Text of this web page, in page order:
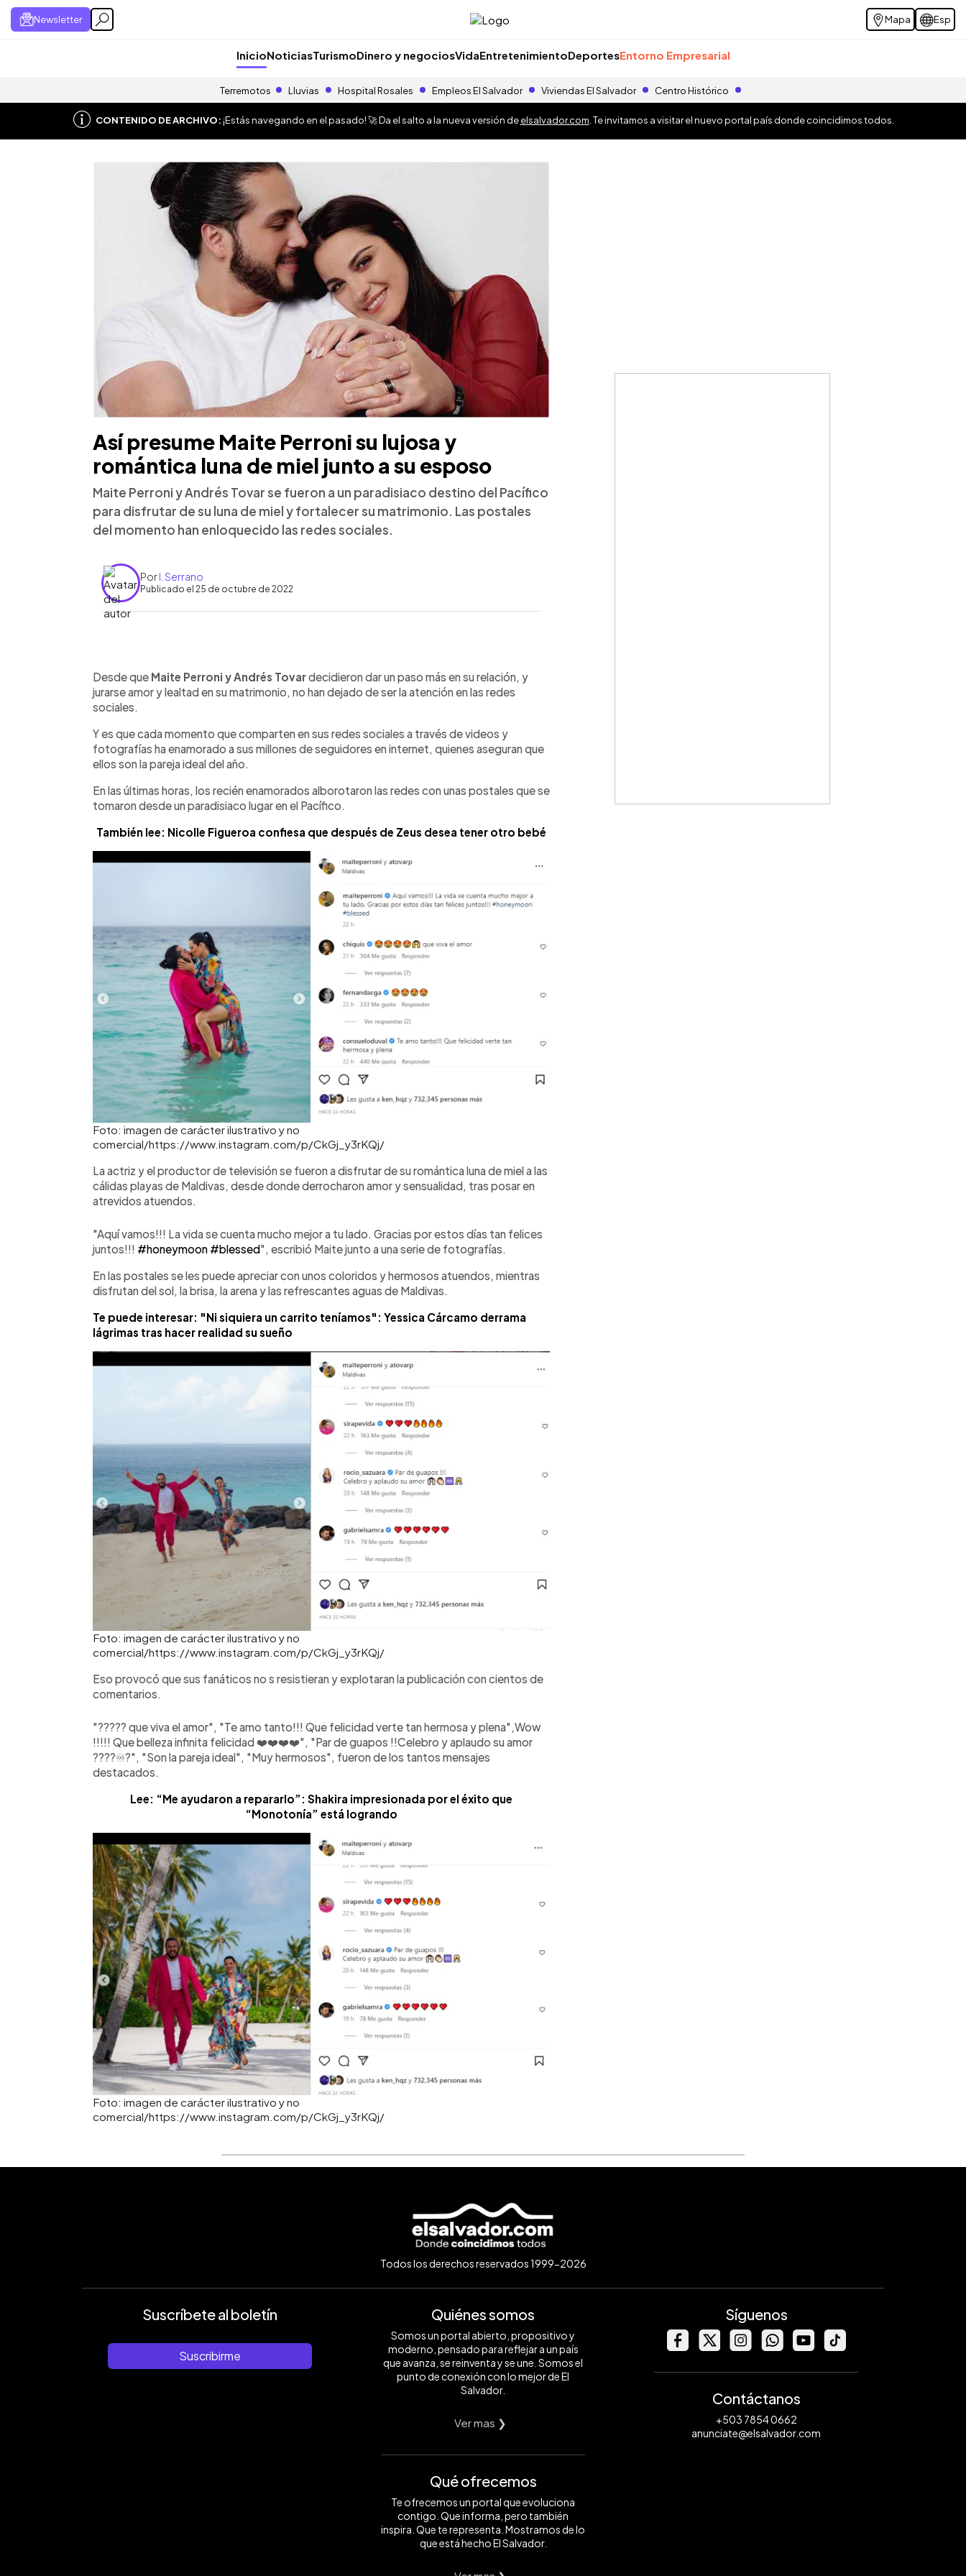
Newsletter Mapa Esp
InicioNoticiasTurismoDinero y negociosVidaEntretenimientoDeportesEntorno Empresarial
Terremotos Lluvias Hospital Rosales Empleos El Salvador Viviendas El Salvador Centro Histórico
CONTENIDO DE ARCHIVO:¡Estás navegando en el pasado! 🚀 Da el salto a la nueva versión deelsalvador.com . Te invitamos a visitar el nuevo portal país donde coincidimos todos.
Así presume Maite Perroni su lujosa y
romántica luna de miel junto a su esposo
Maite Perroni y Andrés Tovar se fueron a un paradisiaco destino del Pacífico
para disfrutar de su luna de miel y fortalecer su matrimonio. Las postales
del momento han enloquecido las redes sociales.
PorI. Serrano
Publicado el 25 de octubre de 2022
Escuchar artículo
Desde que Maite Perroni y Andrés Tovardecidieron dar un paso más en su relación, y
jurarse amor y lealtad en su matrimonio, no han dejado de ser la atención en las redes
sociales.
Y es que cada momento que comparten en sus redes sociales a través de videos y
fotografías ha enamorado a sus millones de seguidores en internet, quienes aseguran que
ellos son la pareja ideal del año.
En las últimas horas, los recién enamorados alborotaron las redes con unas postales que se
tomaron desde un paradisiaco lugar en el Pacífico.
También lee: Nicolle Figueroa confiesa que después de Zeus desea tener otro bebé
Foto: imagen de carácter ilustrativo y no
comercial/https://www.instagram.com/p/CkGj_y3rKQj/
La actriz y el productor de televisión se fueron a disfrutar de su romántica luna de miel a las
cálidas playas de Maldivas, desde donde derrocharon amor y sensualidad, tras posar en
atrevidos atuendos.
"Aquí vamos!!! La vida se cuenta mucho mejor a tu lado. Gracias por estos días tan felices
juntos!!! #honeymoon #blessed", escribió Maite junto a una serie de fotografías.
En las postales se les puede apreciar con unos coloridos y hermosos atuendos, mientras
disfrutan del sol, la brisa, la arena y las refrescantes aguas de Maldivas.
Te puede interesar: "Ni siquiera un carrito teníamos": Yessica Cárcamo derrama
lágrimas tras hacer realidad su sueño
Foto: imagen de carácter ilustrativo y no
comercial/https://www.instagram.com/p/CkGj_y3rKQj/
Eso provocó que sus fanáticos no s resistieran y explotaran la publicación con cientos de
comentarios.
"????? que viva el amor", "Te amo tanto!!! Que felicidad verte tan hermosa y plena",Wow
!!!!! Que belleza infinita felicidad ❤️❤️❤️❤️", "Par de guapos !!Celebro y aplaudo su amor
????♾️?", "Son la pareja ideal", "Muy hermosos", fueron de los tantos mensajes
destacados.
Lee: “Me ayudaron a repararlo”: Shakira impresionada por el éxito que
“Monotonía” está logrando
Foto: imagen de carácter ilustrativo y no
comercial/https://www.instagram.com/p/CkGj_y3rKQj/
Todos los derechos reservados 1999-2026
Suscríbete al boletín
Suscribirme
Quiénes somos
Somos un portal abierto, propositivo y
moderno, pensado para reflejar a un país
que avanza, se reinventa y se une. Somos el
punto de conexión con lo mejor de El
Salvador.
Ver mas ❯
Qué ofrecemos
Te ofrecemos un portal que evoluciona
contigo. Que informa, pero también
inspira. Que te representa. Mostramos de lo
que está hecho El Salvador.
Síguenos
Contáctanos
+503 7854 0662
anunciate@elsalvador.com